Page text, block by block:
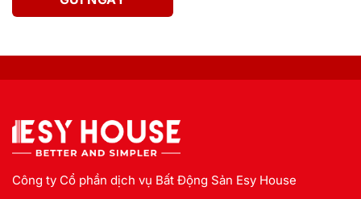
Công ty Cổ phần dịch vụ Bất Động Sản Esy House